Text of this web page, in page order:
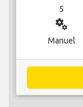
5
miscellaneous_services
Manuel